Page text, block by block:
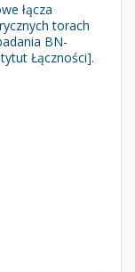
łącza
torach
BN-
Łączności].